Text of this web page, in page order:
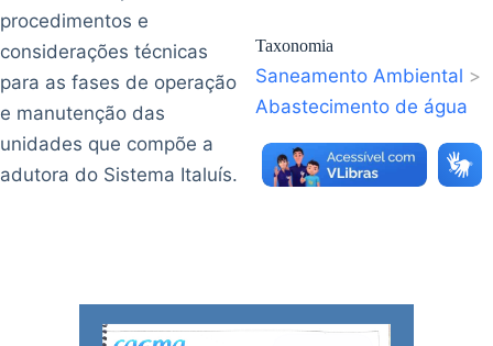
procedimentos e
considerações técnicas
para as fases de operação
e manutenção das
unidades que compõe a
adutora do Sistema Italuís.
Taxonomia
Saneamento Ambiental >
Abastecimento de água